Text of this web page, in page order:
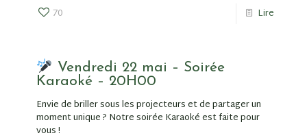
70 Lire
Vendredi 22 mai – Soirée
Karaoké – 20H00
Envie de briller sous les projecteurs et de partager un
moment unique ? Notre soirée Karaoké est faite pour
vous !